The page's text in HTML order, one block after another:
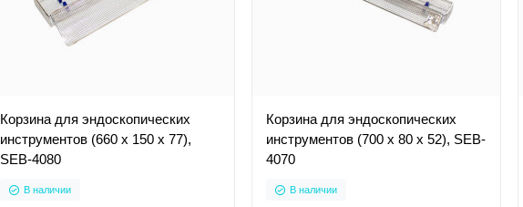
Корзина для эндоскопических
инструментов (660 х 150 х 77),
SEB-4080
В наличии
Корзина для эндоскопических
инструментов (700 x 80 x 52), SEB-
4070
В наличии